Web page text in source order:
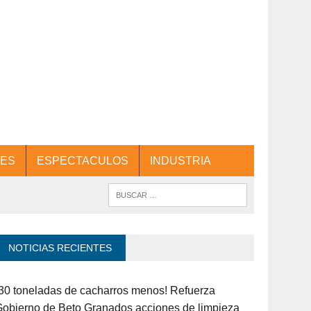
ESPECTACULOS INDUSTRIA
NOTICIAS RECIENTES
toneladas de cacharros menos! Refuerza
de Beto Granados acciones de limpieza